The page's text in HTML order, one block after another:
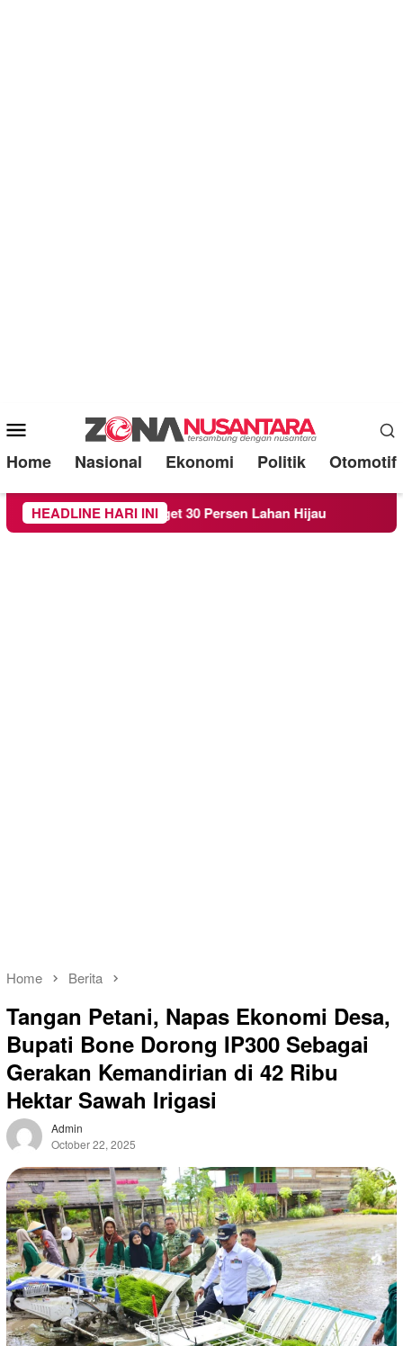
Mobile
Menu
Home Nasional Ekonomi Politik Otomotif
HEADLINE HARI INI
Target 30 Persen Lahan Hijau Beredar Surat
Home Berita
Tangan Petani, Napas Ekonomi Desa,
Bupati Bone Dorong IP300 Sebagai
Gerakan Kemandirian di 42 Ribu
Hektar Sawah Irigasi
Admin
October 22, 2025